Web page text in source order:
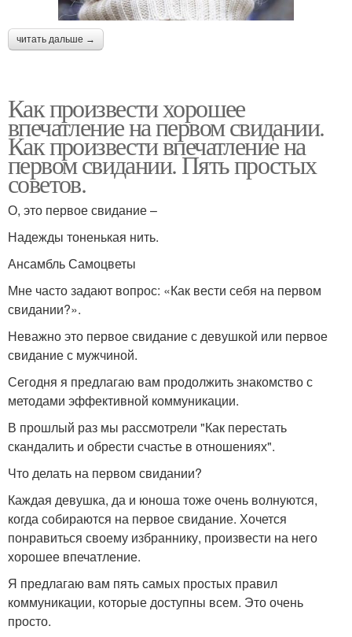
читать дальше →
Как произвести хорошее
впечатление на первом свидании.
Как произвести впечатление на
первом свидании. Пять простых
советов.
О, это первое свидание –
Надежды тоненькая нить.
Ансамбль Самоцветы
Мне часто задают вопрос: «Как вести себя на первом
свидании?».
Неважно это первое свидание с девушкой или первое
свидание с мужчиной.
Сегодня я предлагаю вам продолжить знакомство с
методами эффективной коммуникации.
В прошлый раз мы рассмотрели "Как перестать
скандалить и обрести счастье в отношениях".
Что делать на первом свидании?
Каждая девушка, да и юноша тоже очень волнуются,
когда собираются на первое свидание. Хочется
понравиться своему избраннику, произвести на него
хорошее впечатление.
Я предлагаю вам пять самых простых правил
коммуникации, которые доступны всем. Это очень
просто.